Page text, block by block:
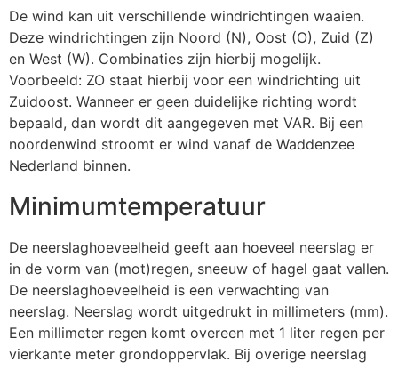
De wind kan uit verschillende windrichtingen waaien.
Deze windrichtingen zijn Noord (N), Oost (O), Zuid (Z)
en West (W). Combinaties zijn hierbij mogelijk.
Voorbeeld: ZO staat hierbij voor een windrichting uit
Zuidoost. Wanneer er geen duidelijke richting wordt
bepaald, dan wordt dit aangegeven met VAR. Bij een
noordenwind stroomt er wind vanaf de Waddenzee
Nederland binnen.
Minimumtemperatuur
De neerslaghoeveelheid geeft aan hoeveel neerslag er
in de vorm van (mot)regen, sneeuw of hagel gaat vallen.
De neerslaghoeveelheid is een verwachting van
neerslag. Neerslag wordt uitgedrukt in millimeters (mm).
Een millimeter regen komt overeen met 1 liter regen per
vierkante meter grondoppervlak. Bij overige neerslag